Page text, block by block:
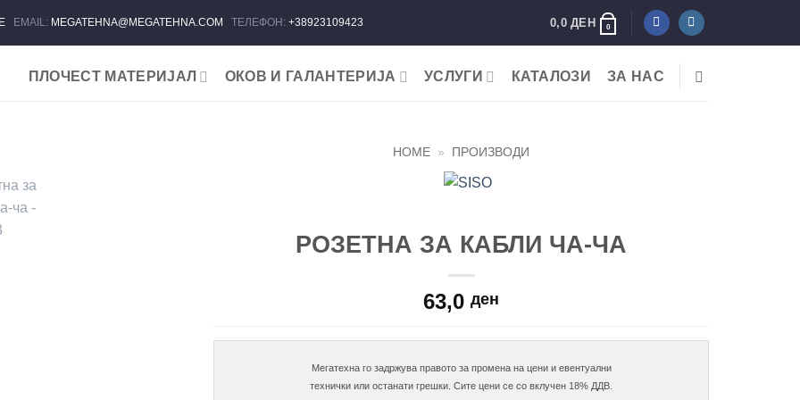
EMAIL: MEGATEHNA@MEGATEHNA.COM ТЕЛЕФОН: +38923109423 0,0ДЕН 0
ПЛОЧЕСТ МАТЕРИЈАЛ ОКОВ И ГАЛАНТЕРИЈА УСЛУГИ КАТАЛОЗИ ЗА НАС
HOME » ПРОИЗВОДИ
РОЗЕТНА ЗА КАБЛИ ЧА-ЧА
63,0 ден
Мегатехна го задржува правото за промена на цени и евентуални